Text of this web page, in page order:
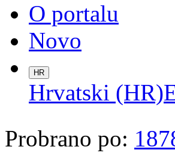
O portalu
Novo
HR
Hrvatski (HR)
Probrano po: